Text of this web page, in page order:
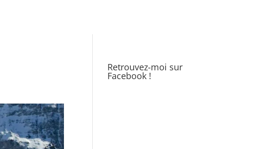
Retrouvez-moi sur
Facebook !